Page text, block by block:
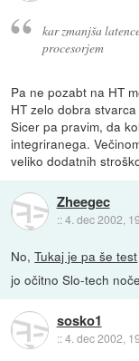
kar zmanjša
procesorjem
Pa ne pozabt na HT
HT zelo dobra stvarca
Sicer pa pravim, da
integriranega.
veliko dodatnih
Zheegec
::4. dec 2002,
No,Tukaj je pa še test
jo očitno Slo-tech
sosko1
::4. dec 2002,